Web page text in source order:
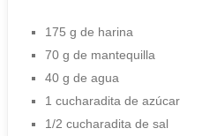
175 g de harina
70 g de mantequilla
40 g de agua
1 cucharadita de azúcar
1/2 cucharadita de sal